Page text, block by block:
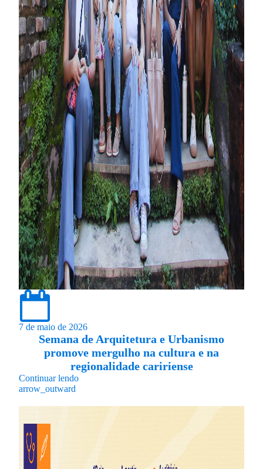
7 de maio de 2026
Semana de Arquitetura e Urbanismo
promove mergulho na cultura e na
regionalidade caririense
Continuar lendo
arrow_outward